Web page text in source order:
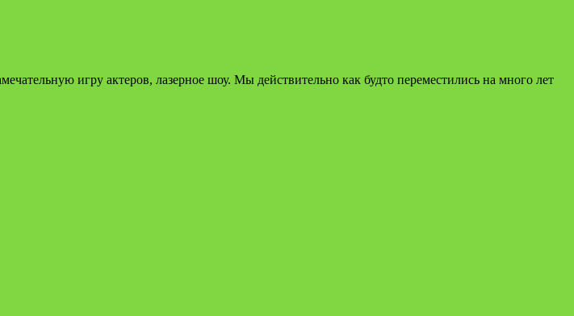
игру актеров, лазерное шоу. Мы действительно как будто переместились на много лет